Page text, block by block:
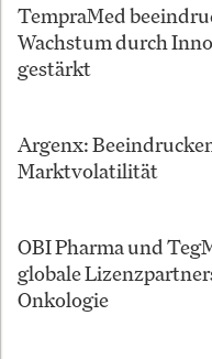
TempraMed
Wachstum durch
gestärkt
Argenx:
Marktvolatilität
OBI Pharma und
globale
Onkologie